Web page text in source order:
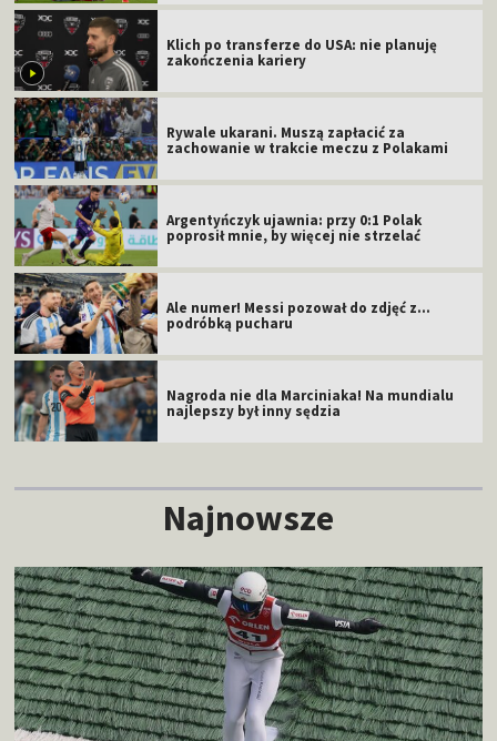
Klich po transferze do USA: nie planuję
zakończenia kariery
Rywale ukarani. Muszą zapłacić za
zachowanie w trakcie meczu z Polakami
Argentyńczyk ujawnia: przy 0:1 Polak
poprosił mnie, by więcej nie strzelać
Ale numer! Messi pozował do zdjęć z...
podróbką pucharu
Nagroda nie dla Marciniaka! Na mundialu
najlepszy był inny sędzia
Najnowsze